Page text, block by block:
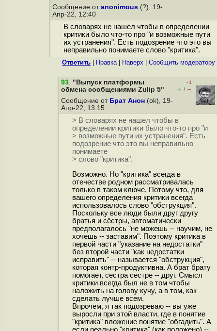
Сообщение от anonimous (?), 19-
Апр-22, 12:40
В словарях не нашел чтобы в определении
критики было что-то про "и возможные пути
их устранения". Есть подозрение что это вы
неправильно понимаете слово "критика".
Ответить Правка| Наверх Cообщить модератору
93. "Выпуск платформы
обмена сообщениями Zulip 5"
–1
+ / –
Сообщение от Брат Анон (ok), 19-
Апр-22, 13:15
> В словарях не нашел чтобы в
определении критики было что-то про "и
> возможные пути их устранения". Есть
подозрение что это вы неправильно
понимаете
> слово "критика".
Возможно. Но "критика" всегда в
отечестве родном рассматривалась
только в таком ключе. Потому что, для
вашего определения критики всегда
использовалось слово "обструкция".
Поскольку все люди были друг другу
братья и сёстры, автоматически
предполагалось "не можешь -- научим, не
хочешь -- заставим". Поэтому критика в
первой части "указание на недостатки"
без второй части "как недостатки
исправить" -- называется "обструкция",
которая контр-продуктивна. А брат брату
помогает, сестра сестре -- друг. Смысл
критики всегда был не в том чтобы
наложить на голову кучу, а в том, как
сделать лучше всем.
Впрочем, я так подозреваю -- вы уже
выросли при этой власти, где в понятие
"критика" вложение понятие "обгадить". А